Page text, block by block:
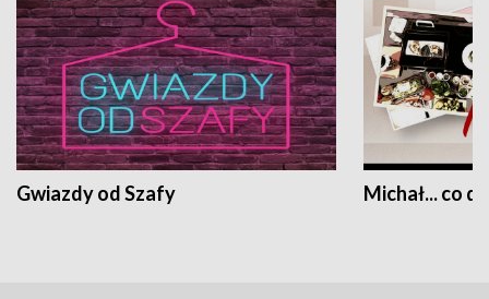
Gwiazdy od Szafy Michał... co